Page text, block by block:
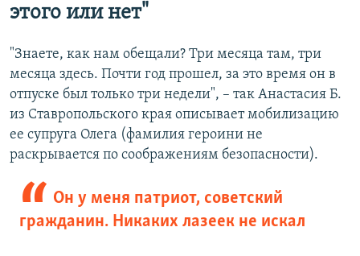
этого или нет"
"Знаете, как нам обещали? Три месяца там, три
месяца здесь. Почти год прошел, за это время он в
отпуске был только три недели", – так Анастасия Б.
из Ставропольского края описывает мобилизацию
ее супруга Олега (фамилия героини не
раскрывается по соображениям безопасности).
Он у меня патриот, советский
гражданин. Никаких лазеек не искал